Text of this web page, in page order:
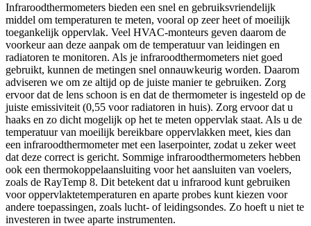
Infraroodthermometers bieden een snel en gebruiksvriendelijk
middel om temperaturen te meten, vooral op zeer heet of moeilijk
toegankelijk oppervlak. Veel HVAC-monteurs geven daarom de
voorkeur aan deze aanpak om de temperatuur van leidingen en
radiatoren te monitoren. Als je infraroodthermometers niet goed
gebruikt, kunnen de metingen snel onnauwkeurig worden. Daarom
adviseren we om ze altijd op de juiste manier te gebruiken. Zorg
ervoor dat de lens schoon is en dat de thermometer is ingesteld op de
juiste emissiviteit (0,55 voor radiatoren in huis). Zorg ervoor dat u
haaks en zo dicht mogelijk op het te meten oppervlak staat. Als u de
temperatuur van moeilijk bereikbare oppervlakken meet, kies dan
een infraroodthermometer met een laserpointer, zodat u zeker weet
dat deze correct is gericht. Sommige infraroodthermometers hebben
ook een thermokoppelaansluiting voor het aansluiten van voelers,
zoals de RayTemp 8. Dit betekent dat u infrarood kunt gebruiken
voor oppervlaktetemperaturen en aparte probes kunt kiezen voor
andere toepassingen, zoals lucht- of leidingsondes. Zo hoeft u niet te
investeren in twee aparte instrumenten.